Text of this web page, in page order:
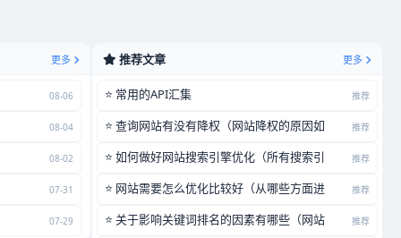
更多
08-06
08-04
08-02
07-31
07-29
推荐文章 更多
⭐ 常用的API汇集 推荐
⭐ 查询网站有没有降权（网站降权的原因如 推荐
⭐ 如何做好网站搜索引擎优化（所有搜索引 推荐
⭐ 网站需要怎么优化比较好（从哪些方面进 推荐
⭐ 关于影响关键词排名的因素有哪些（网站 推荐